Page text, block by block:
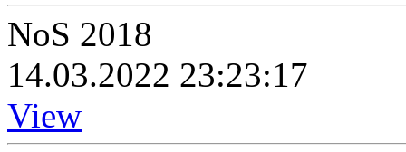
NoS 2018
14.03.2022 23:23:17
View